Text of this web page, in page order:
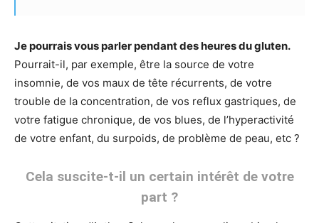
Je pourrais vous parler pendant des heures du gluten.
Pourrait-il, par exemple, être la source de votre
insomnie, de vos maux de tête récurrents, de votre
trouble de la concentration, de vos reflux gastriques, de
votre fatigue chronique, de vos blues, de l’hyperactivité
de votre enfant, du surpoids, de problème de peau, etc ?
Cela suscite-t-il un certain intérêt de votre
part ?